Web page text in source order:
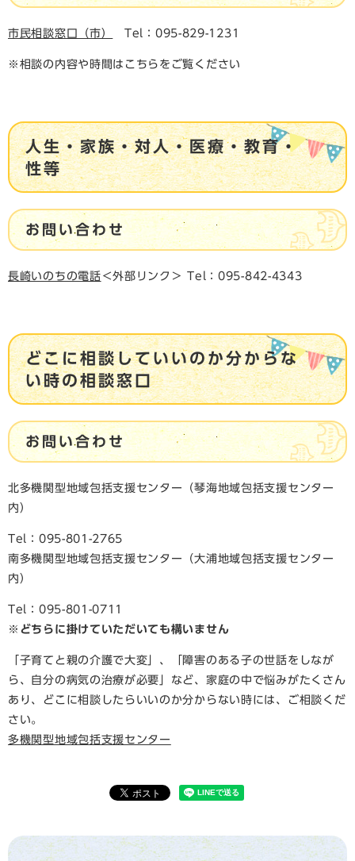
市民相談窓口（市） Tel：095-829-1231
※相談の内容や時間はこちらをご覧ください
人生・家族・対人・医療・教育・
性等
お問い合わせ
長崎いのちの電話 ＜外部リンク＞ ​Tel：095-842-4343
どこに相談していいのか分からな
い時の相談窓口
お問い合わせ
北多機関型地域包括支援センター（琴海地域包括支援センター
内）
Tel：095-801-2765
南多機関型地域包括支援センター（大浦地域包括支援センター
内）
Tel：095-801-0711
※どちらに掛けていただいても構いません
「子育てと親の介護で大変」、「障害のある子の世話をしなが
ら、自分の病気の治療が必要」など、家庭の中で悩みがたくさん
あり、どこに相談したらいいのか分からない時には、ご相談くだ
さい。
​多機関型地域包括支援センター